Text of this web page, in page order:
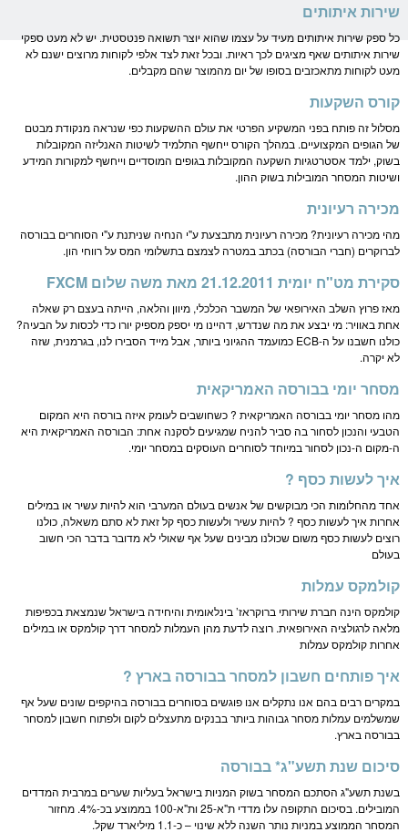
שירות איתותים
כל ספק שירות איתותים מעיד על עצמו שהוא יוצר תשואה פנטסטית. יש לא מעט ספקי
שירות איתותים שאף מציגים לכך ראיות. ובכל זאת לצד אלפי לקוחות מרוצים ישנם לא
מעט לקוחות מתאכזבים בסופו של יום מהמוצר שהם מקבלים.
קורס השקעות
מסלול זה פותח בפני המשקיע הפרטי את עולם ההשקעות כפי שנראה מנקודת מבטם
של הגופים המקצועיים. במהלך הקורס ייחשף התלמיד לשיטות האנליזה המקובלות
בשוק, ילמד אסטרטגיות השקעה המקובלות בגופים המוסדיים וייחשף למקורות המידע
ושיטות המסחר המובילות בשוק ההון.
מכירה רעיונית
מהי מכירה רעיונית? מכירה רעיונית מתבצעת ע"י הנחיה שניתנת ע"י הסוחרים בבורסה
לברוקרים (חברי הבורסה) בכתב במטרה לצמצם בתשלומי המס על רווחי הון.
סקירת מט"ח יומית 21.12.2011 מאת משה שלום FXCM
מאז פרוץ השלב האירופאי של המשבר הכלכלי, מיוון והלאה, הייתה בעצם רק שאלה
אחת באוויר: מי יבצע את מה שנדרש, דהיינו מי יספק מספיק יורו כדי לכסות על הבעיה?
כולנו חשבנו על ה-ECB כמועמד ההגיוני ביותר, אבל מייד הסבירו לנו, בגרמנית, שזה
לא יקרה.
מסחר יומי בבורסה האמריקאית
מהו מסחר יומי בבורסה האמריקאית ? כשחושבים לעומק איזה בורסה היא המקום
הטבעי והנכון לסחור בה סביר להניח שמגיעים לסקנה אחת: הבורסה האמריקאית היא
ה-מקום ה-נכון לסחור במיוחד לסוחרים העוסקים במסחר יומי.
איך לעשות כסף ?
אחד מהחלומות הכי מבוקשים של אנשים בעולם המערבי הוא להיות עשיר או במילים
אחרות איך לעשות כסף ? להיות עשיר ולעשות כסף קל זאת לא סתם משאלה, כולנו
רוצים לעשות כסף משום שכולנו מבינים שעל אף שאולי לא מדובר בדבר הכי חשוב
בעולם
קולמקס עמלות
קולמקס הינה חברת שירותי ברוקראז’ בינלאומית והיחידה בישראל שנמצאת בכפיפות
מלאה לרגולציה האירופאית. רוצה לדעת מהן העמלות למסחר דרך קולמקס או במילים
אחרות קולמקס עמלות
איך פותחים חשבון למסחר בבורסה בארץ ?
במקרים רבים בהם אנו נתקלים אנו פוגשים בסוחרים בבורסה בהיקפים שונים שעל אף
שמשלמים עמלות מסחר גבוהות ביותר בבנקים מתעצלים לקום ולפתוח חשבון למסחר
בבורסה בארץ.
סיכום שנת תשע"ג* בבורסה
בשנת תשע"ג הסתכם המסחר בשוק המניות בישראל בעליות שערים במרבית המדדים
המובילים. בסיכום התקופה עלו מדדי ת"א-25 ות"א-100 בממוצע בכ-4%. מחזור
המסחר הממוצע במניות נותר השנה ללא שינוי – כ-1.1 מיליארד שקל.